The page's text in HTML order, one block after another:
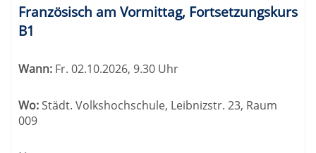
Französisch am Vormittag, Fortsetzungskurs
B1
Wann: Fr. 02.10.2026, 9.30 Uhr
Wo:Städt. Volkshochschule, Leibnizstr. 23, Raum
009